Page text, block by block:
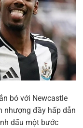
bó với Newcastle
nhượng đầy hấp dẫn
dấu một bước